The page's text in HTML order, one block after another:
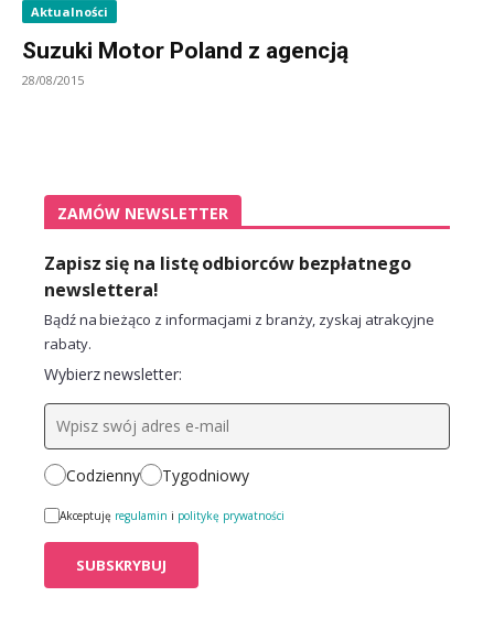
Aktualności
Suzuki Motor Poland z agencją
28/08/2015
ZAMÓW NEWSLETTER
Zapisz się na listę odbiorców bezpłatnego
newslettera!
Bądź na bieżąco z informacjami z branży, zyskaj atrakcyjne
rabaty.
Wybierz newsletter:
Codzienny Tygodniowy
Akceptuję regulamin i politykę prywatności